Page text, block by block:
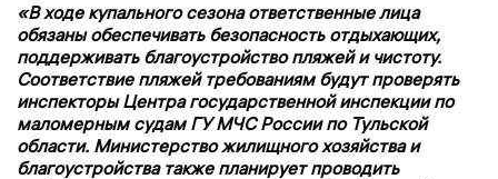
«В ходе купального сезона ответственные лица
обязаны обеспечивать безопасность отдыхающих,
поддерживать благоустройство пляжей и чистоту.
Соответствие пляжей требованиям будут проверять
инспекторы Центра государственной инспекции по
маломерным судам ГУ МЧС России по Тульской
области. Министерство жилищного хозяйства и
благоустройства также планирует проводить